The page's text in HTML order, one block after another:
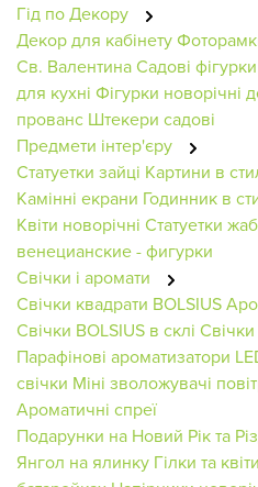
Гід по Декору
Декор для кабінету
Св. ВалентинаСадові фігурки
для кухні Фігурки новорічні
прованс Штекери садові
Предмети інтер'єру
Статуетки зайці Картини в
Камінні екрани Годинник в
Квіти новорічні Статуетки
венецианские - фигурки
Свічки і аромати
Свічки квадрати BOLSIUS
Свічки BOLSIUS в склі
Парафінові ароматизатори
свічки Міні зволожувачі
Ароматичні спреї
Подарунки на Новий Рік та
Янгол на ялинку Гілки та